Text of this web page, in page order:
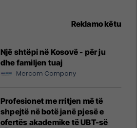
Reklamo këtu
Një shtëpi në Kosovë - për ju
dhe familjen tuaj
Mercom Company
Profesionet me rritjen më të
shpejtë në botë janë pjesë e
ofertës akademike të UBT-së